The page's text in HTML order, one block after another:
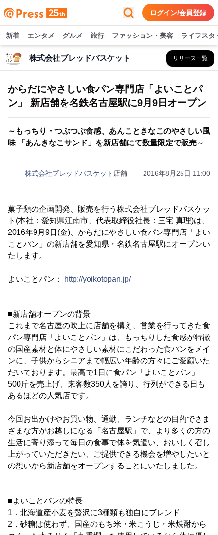
ログイン/会員登録
新着 エンタメ グルメ 旅行 ファッション・美容 ライフスタ
株式会社ブレッドバスケット リリース一覧
からだにやさしい食パン専門店「よいことパ
ン」 新店舗を名鉄名古屋駅に9月9日オープン
～もっちり・つぶつぶ食感、あんこときなこのやさしい風
味 「あんきなこサンド」を新店舗にて数量限定で販売～
株式会社ブレッドバスケット 店舗 2016年8月25日 11:00
菓子類の企画開発、販売を行う株式会社ブレッドバスケッ
ト(本社：愛知県江南市、代表取締役社長：三宅 真理)は、
2016年9月9日(金)、からだにやさしい食パン専門店「よい
ことパン」の新店舗を愛知県・名鉄名古屋駅にオープンい
たします。
よいことパン： http://yoikotopan.jp/
■新店舗オープンの背景
これまで名古屋の吹上に店舗を構え、営業を行ってきた食
パン専門店「よいことパン」は、もっちりした食感が特徴
の国産素材と体にやさしい素材にこだわった食パンをメイ
ンに、子供からシニアまで幅広い年齢の方々にご愛顧いた
だいております。最高で1日に食パン「よいことパン」
500斤を売上げ、来客数350人を誇り、行列ができる日も
あるほどの人気店です。
今回お出かけやお買い物、通勤、ランチなどの目的でさま
ざまな方がお越しになる「名古屋駅」で、より多くの方の
生活に寄り添って毎日の食事で体を気遣い、おいしく召し
上がっていただきたい、ご提供できる機会を増やしたいと
の想いから新店舗をオープンすることにいたしました。
■よいことパンの特長
1．北海道産小麦を贅沢に3種類も独自にブレンド
2．砂糖は使わず、国産のもち米・米こうじ・米焼酎から